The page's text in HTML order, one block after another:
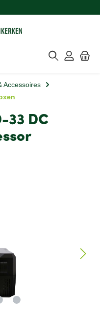
Accessoires
33 DC